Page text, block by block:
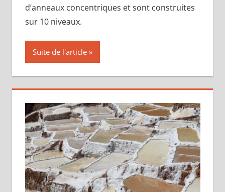
d’anneaux concentriques et sont construites
sur 10 niveaux.
Suite de l'article